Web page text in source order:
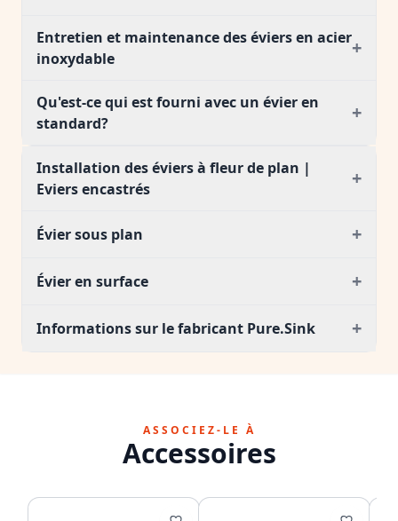
Entretien et maintenance des éviers en acier
inoxydable
+
Qu'est-ce qui est fourni avec un évier en
standard?
+
Installation des éviers à fleur de plan |
Eviers encastrés
+
Évier sous plan +
Évier en surface +
Informations sur le fabricant Pure.Sink +
ASSOCIEZ-LE À
Accessoires